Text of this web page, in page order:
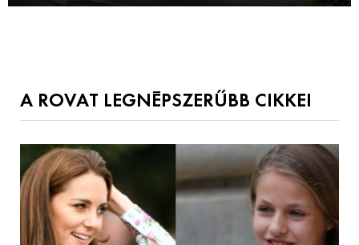
A ROVAT LEGNÉPSZERŰBB CIKKEI